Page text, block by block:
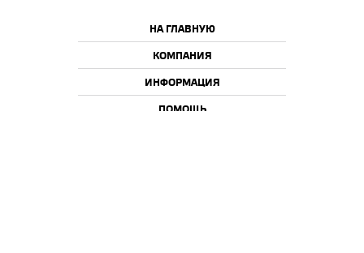
НА ГЛАВНУЮ
КОМПАНИЯ
ИНФОРМАЦИЯ
ПОМОЩЬ